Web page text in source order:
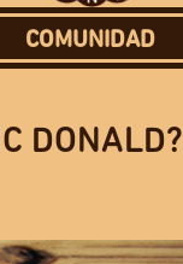
COMUNIDAD
DONALD?